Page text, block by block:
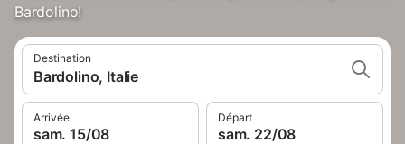
Bardolino!
Destination
Bardolino, Italie
Arrivée
sam. 15/08
Départ
sam. 22/08